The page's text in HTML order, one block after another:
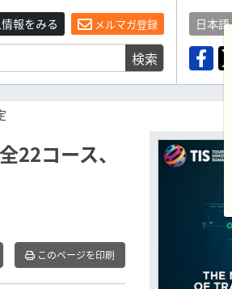
報をみる メルマガ登録
検索
日本語
22コース、
このページを印刷